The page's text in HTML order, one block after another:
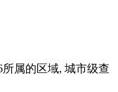
属的区域, 城市级查